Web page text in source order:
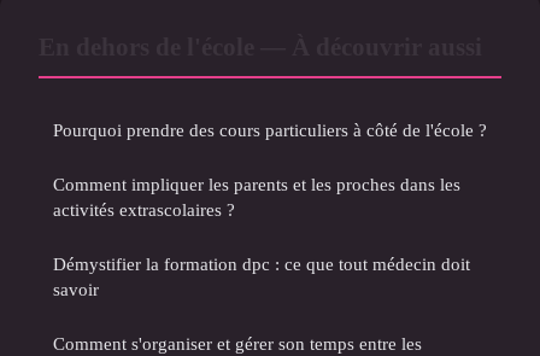
Pourquoi prendre des cours particuliers à côté de l'école ?
Comment impliquer les parents et les proches dans les
activités extrascolaires ?
Démystifier la formation dpc : ce que tout médecin doit
savoir
Comment s'organiser et gérer son temps entre les